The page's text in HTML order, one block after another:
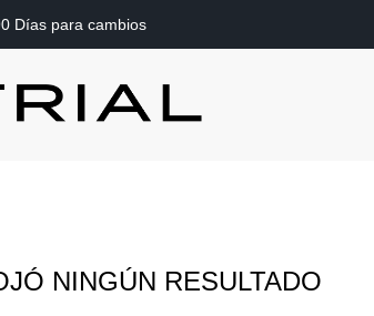
Días para cambios
NINGÚN RESULTADO